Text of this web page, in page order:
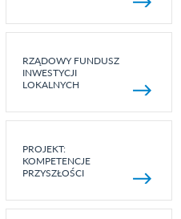
RZĄDOWY FUNDUSZ
INWESTYCJI
LOKALNYCH
PROJEKT:
KOMPETENCJE
PRZYSZŁOŚCI